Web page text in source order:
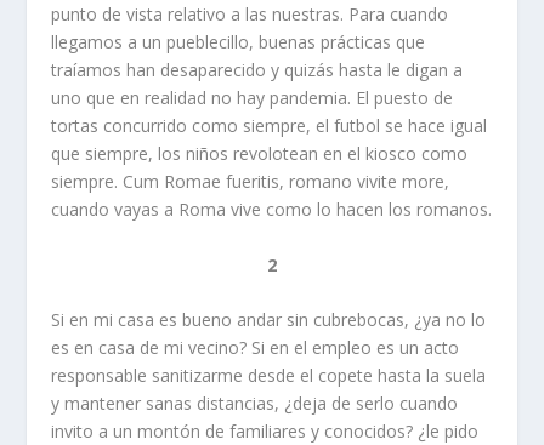
punto de vista relativo a las nuestras. Para cuando
llegamos a un pueblecillo, buenas prácticas que
traíamos han desaparecido y quizás hasta le digan a
uno que en realidad no hay pandemia. El puesto de
tortas concurrido como siempre, el futbol se hace igual
que siempre, los niños revolotean en el kiosco como
siempre. Cum Romae fueritis, romano vivite more,
cuando vayas a Roma vive como lo hacen los romanos.
2
Si en mi casa es bueno andar sin cubrebocas, ¿ya no lo
es en casa de mi vecino? Si en el empleo es un acto
responsable sanitizarme desde el copete hasta la suela
y mantener sanas distancias, ¿deja de serlo cuando
invito a un montón de familiares y conocidos? ¿le pido